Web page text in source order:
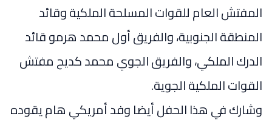
المفتش العام للقوات المسلحة الملكية وقائد
المنطقة الجنوبية، والفريق أول محمد هرمو قائد
الدرك الملكي، والفريق الجوي محمد كديح مفتش
القوات الملكية الجوية.
وشارك في هذا الحفل أيضا وفد أمريكي هام يقوده